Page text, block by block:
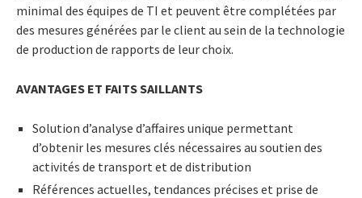
minimal des équipes de TI et peuvent être complétées par
des mesures générées par le client au sein de la technologie
de production de rapports de leur choix.
AVANTAGES ET FAITS SAILLANTS
Solution d’analyse d’affaires unique permettant
d’obtenir les mesures clés nécessaires au soutien des
activités de transport et de distribution
Références actuelles, tendances précises et prise de